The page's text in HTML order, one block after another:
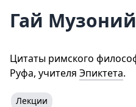
Гай
Цитаты римского
Руфа, учителя Эпиктета.
Лекции